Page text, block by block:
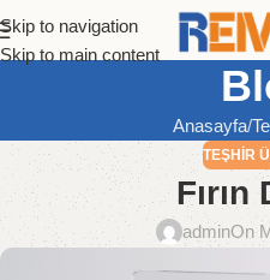
Skip to navigation
Skip to main content
Anasayfa
TEŞHIR
Fırın
adminOn